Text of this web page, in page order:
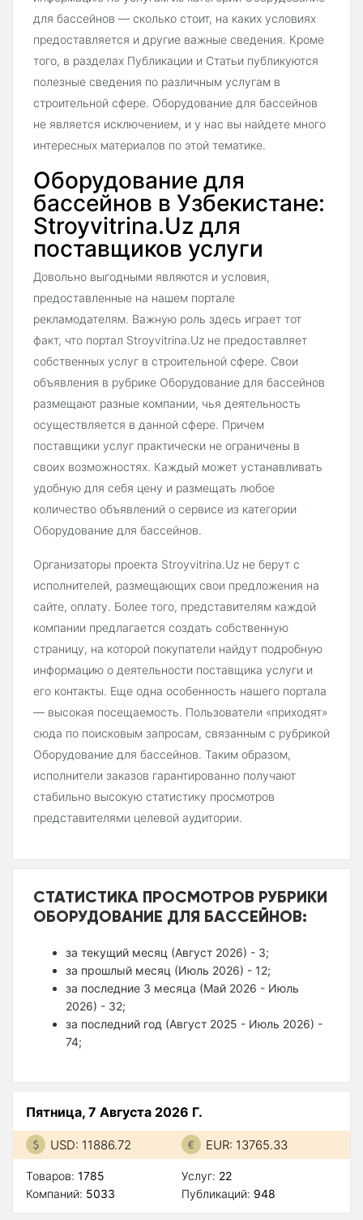
для бассейнов — сколько стоит, на каких условиях
предоставляется и другие важные сведения. Кроме
того, в разделах Публикации и Статьи публикуются
полезные сведения по различным услугам в
строительной сфере. Оборудование для бассейнов
не является исключением, и у нас вы найдете много
интересных материалов по этой тематике.
Оборудование для
бассейнов в Узбекистане:
Stroyvitrina.Uz для
поставщиков услуги
Довольно выгодными являются и условия,
предоставленные на нашем портале
рекламодателям. Важную роль здесь играет тот
факт, что портал Stroyvitrina.Uz не предоставляет
собственных услуг в строительной сфере. Свои
объявления в рубрике Оборудование для бассейнов
размещают разные компании, чья деятельность
осуществляется в данной сфере. Причем
поставщики услуг практически не ограничены в
своих возможностях. Каждый может устанавливать
удобную для себя цену и размещать любое
количество объявлений о сервисе из категории
Оборудование для бассейнов.
Организаторы проекта Stroyvitrina.Uz не берут с
исполнителей, размещающих свои предложения на
сайте, оплату. Более того, представителям каждой
компании предлагается создать собственную
страницу, на которой покупатели найдут подробную
информацию о деятельности поставщика услуги и
его контакты. Еще одна особенность нашего портала
— высокая посещаемость. Пользователи «приходят»
сюда по поисковым запросам, связанным с рубрикой
Оборудование для бассейнов. Таким образом,
исполнители заказов гарантированно получают
стабильно высокую статистику просмотров
представителями целевой аудитории.
СТАТИСТИКА ПРОСМОТРОВ РУБРИКИ
ОБОРУДОВАНИЕ ДЛЯ БАССЕЙНОВ:
за текущий месяц (Август 2026) - 3;
за прошлый месяц (Июль 2026) - 12;
за последние 3 месяца (Май 2026 - Июль
2026) - 32;
за последний год (Август 2025 - Июль 2026) -
74;
Пятница, 7 Августа 2026 Г.
USD: 11886.72 EUR: 13765.33
Товаров: 1785
Компаний: 5033
Услуг: 22
Публикаций: 948